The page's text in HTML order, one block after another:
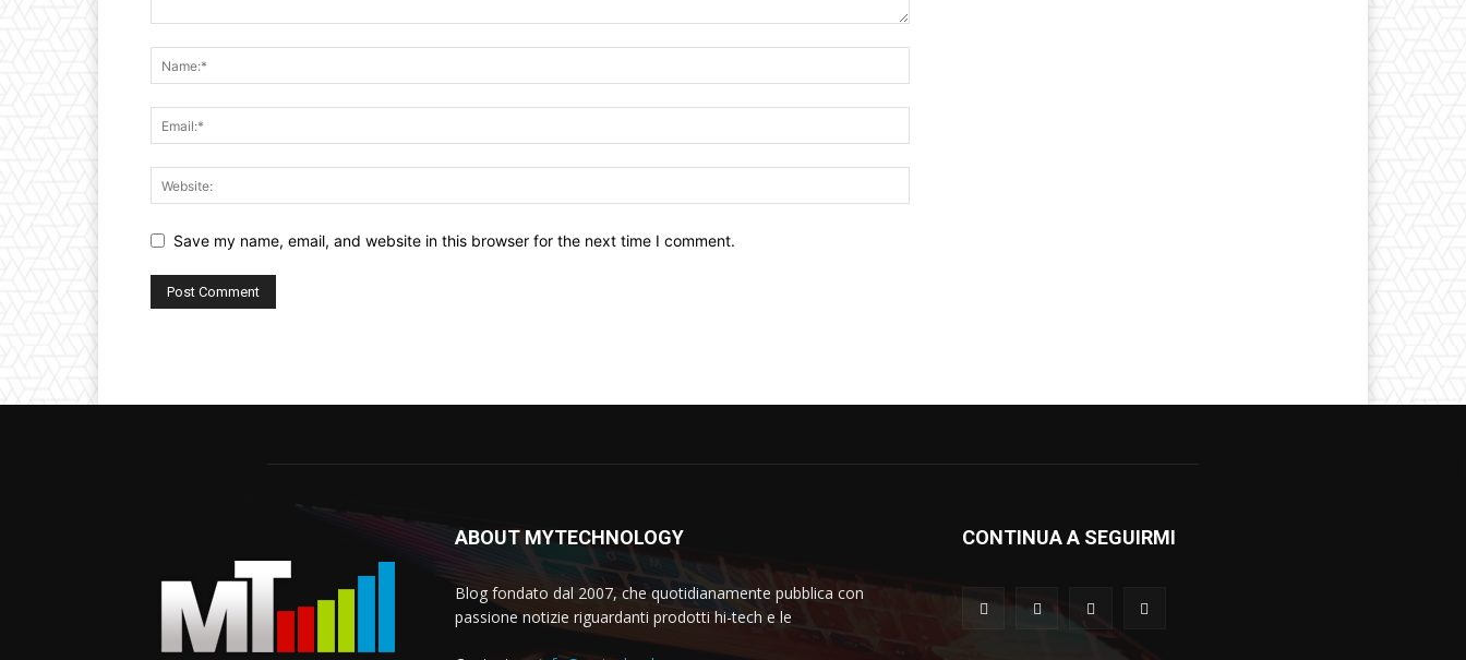
Save my name, email, and website in this browser for the next time I comment.
ABOUT MYTECHNOLOGY
Blog fondato dal 2007, che quotidianamente pubblica con
passione notizie riguardanti prodotti hi-tech e le
CONTINUA A SEGUIRMI